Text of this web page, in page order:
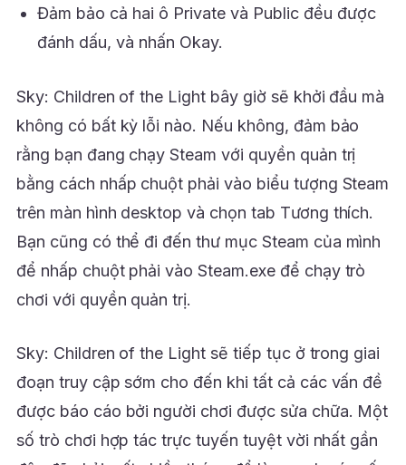
Đảm bảo cả hai ô Private và Public đều được
đánh dấu, và nhấn Okay.
Sky: Children of the Light bây giờ sẽ khởi đầu mà
không có bất kỳ lỗi nào. Nếu không, đảm bảo
rằng bạn đang chạy Steam với quyền quản trị
bằng cách nhấp chuột phải vào biểu tượng Steam
trên màn hình desktop và chọn tab Tương thích.
Bạn cũng có thể đi đến thư mục Steam của mình
để nhấp chuột phải vào Steam.exe để chạy trò
chơi với quyền quản trị.
Sky: Children of the Light sẽ tiếp tục ở trong giai
đoạn truy cập sớm cho đến khi tất cả các vấn đề
được báo cáo bởi người chơi được sửa chữa. Một
số trò chơi hợp tác trực tuyến tuyệt vời nhất gần